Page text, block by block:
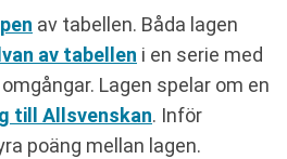
av tabellen. Båda lagen
av tabellen i en serie med
Lagen spelar om en
till Allsvenskan. Inför
poäng mellan lagen.